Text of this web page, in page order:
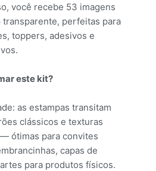
você recebe 53 imagens
transparente, perfeitas para
toppers, adesivos e
este kit?
as estampas transitam
clássicos e texturas
ótimas para convites
capas de
para produtos físicos.